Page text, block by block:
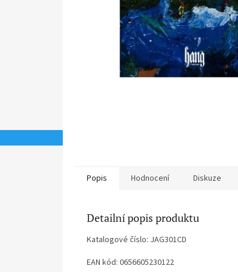
Popis Hodnocení Diskuze
Detailní popis produktu
Katalogové číslo: JAG301CD
EAN kód: 0656605230122